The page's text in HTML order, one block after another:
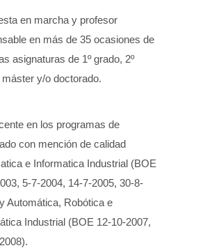
en marcha y profesor
en más de 35 ocasiones de
asignaturas de 1º grado, 2º
máster y/o doctorado.
en los programas de
con mención de calidad
e Informatica Industrial (BOE
5-7-2004, 14-7-2005, 30-8-
Automática, Robótica e
Industrial (BOE 12-10-2007,